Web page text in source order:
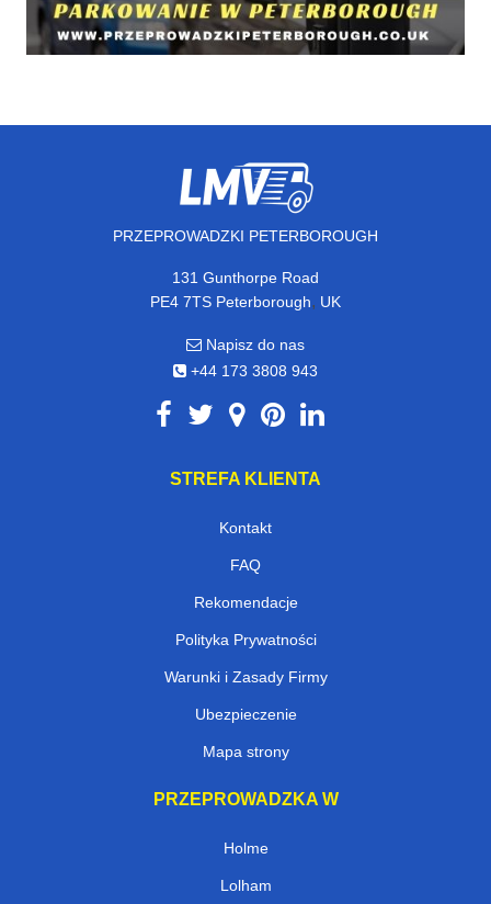
PRZEPROWADZKI PETERBOROUGH
131 Gunthorpe Road
PE4 7TS Peterborough, UK
Napisz do nas
+44 173 3808 943
STREFA KLIENTA
Kontakt
FAQ
Rekomendacje
Polityka Prywatności
Warunki i Zasady Firmy
Ubezpieczenie
Mapa strony
PRZEPROWADZKA W
Holme
Lolham